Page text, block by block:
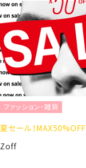
ファッション・雑貨
夏セール！MAX50%OFF
Zoff